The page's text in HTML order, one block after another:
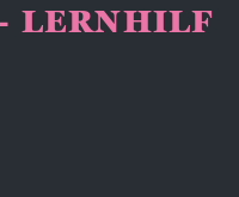
LERNHILF